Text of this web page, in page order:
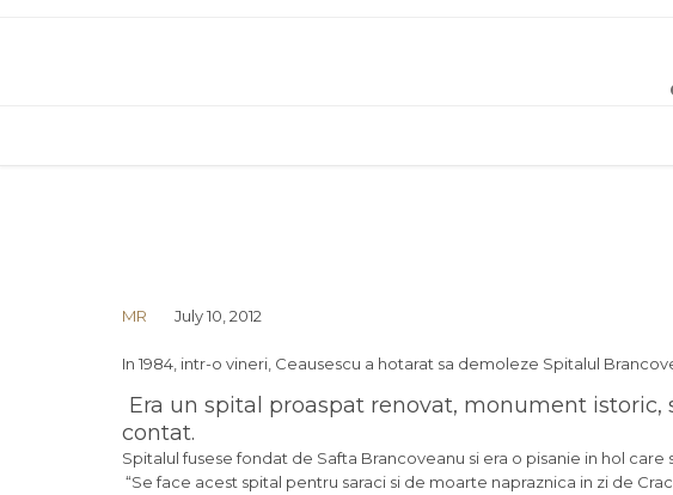
MR July 10, 2012
In 1984, intr-o vineri, Ceausescu a hotarat sa demoleze Spitalul
Era un spital proaspat renovat, monument
contat.
Spitalul fusese fondat de Safta Brancoveanu si era o pisanie in hol care
“Se face acest spital pentru saraci si de moarte napraznica in zi de